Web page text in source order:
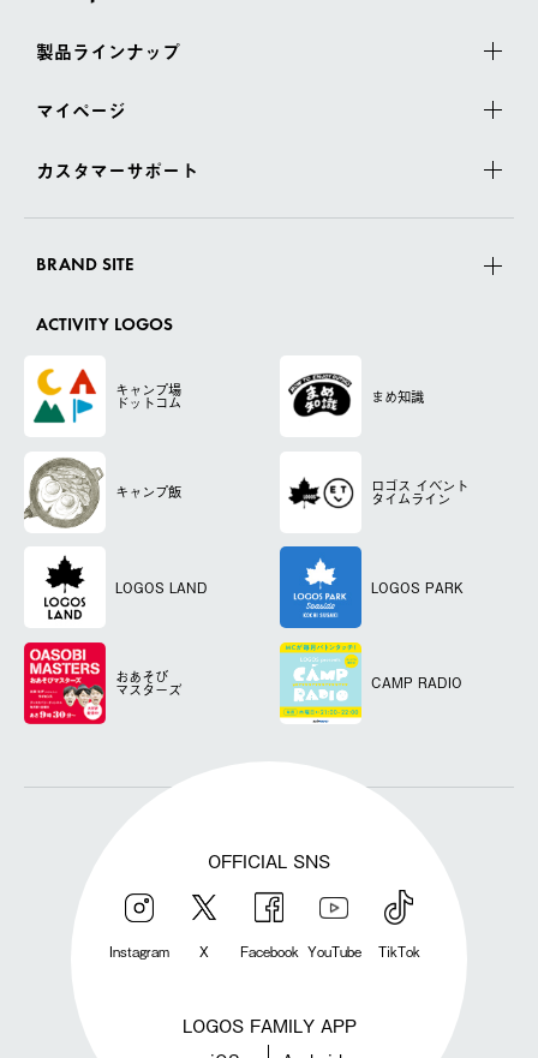
製品ラインナップ
マイページ
カスタマーサポート
BRAND SITE
ACTIVITY LOGOS
キャンプ場
ドットコム まめ知識
キャンプ飯 ロゴス イベント
タイムライン
LOGOS LAND LOGOS PARK
おあそび
マスターズ CAMP RADIO
OFFICIAL SNS
Instagram X Facebook YouTube TikTok
LOGOS FAMILY APP